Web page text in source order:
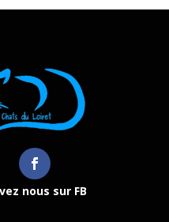
nous sur FB